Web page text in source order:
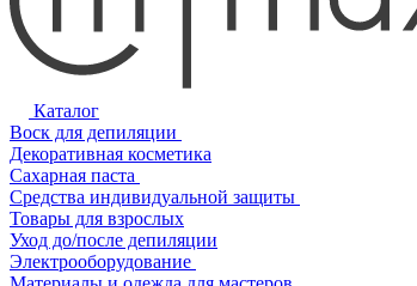
Каталог
Воск для депиляции
Декоративная косметика
Сахарная паста
Средства индивидуальной защиты
Товары для взрослых
Уход до/после депиляции
Электрооборудование